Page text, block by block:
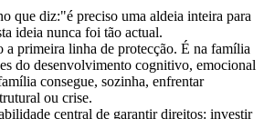
que diz:"é preciso uma aldeia inteira para
ideia nunca foi tão actual.
a primeira linha de protecção. É na família
do desenvolvimento cognitivo, emocional
consegue, sozinha, enfrentar
ou crise.
central de garantir direitos: investir